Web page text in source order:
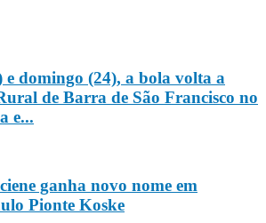
e domingo (24), a bola volta a
de Barra de São Francisco no
e...
ganha novo nome em
Pionte Koske